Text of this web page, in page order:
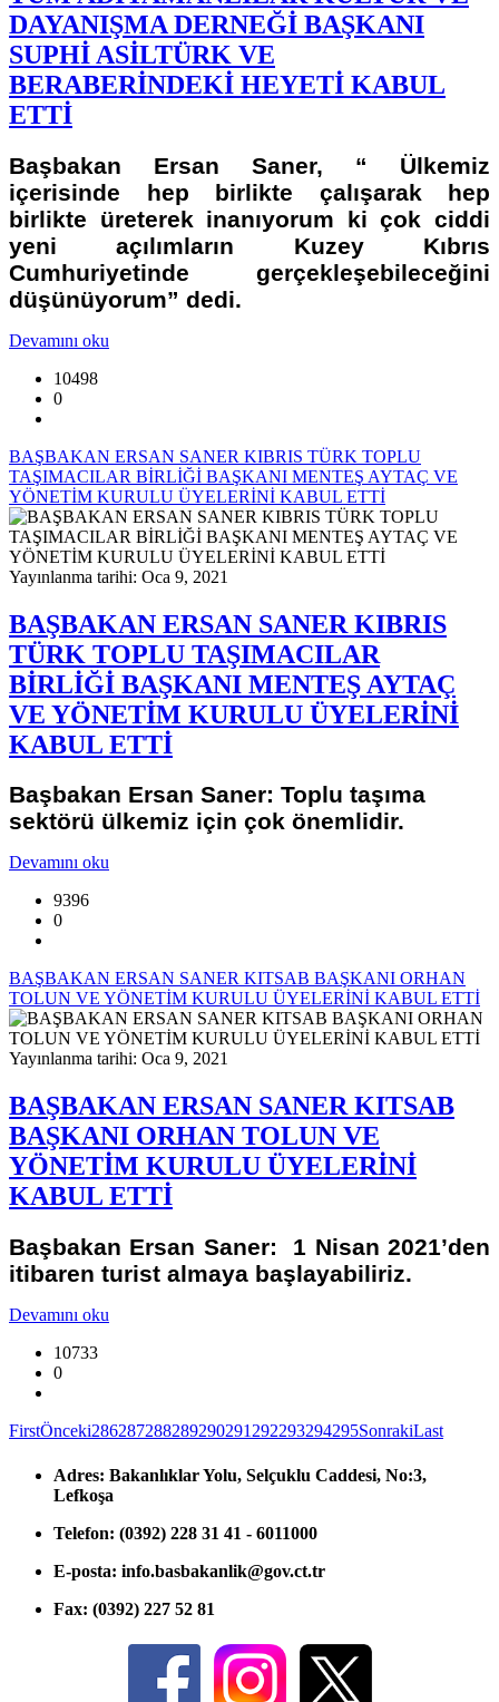
DAYANIŞMA DERNEĞİ BAŞKANI
SUPHİ ASİLTÜRK VE
BERABERİNDEKİ HEYETİ KABUL
ETTİ
Başbakan Ersan Saner, “ Ülkemiz
içerisinde hep birlikte çalışarak hep
birlikte üreterek inanıyorum ki çok ciddi
yeni açılımların Kuzey Kıbrıs
Cumhuriyetinde gerçekleşebileceğini
düşünüyorum” dedi.
Devamını oku
10498
0
BAŞBAKAN ERSAN SANER KIBRIS TÜRK TOPLU
TAŞIMACILAR BİRLİĞİ BAŞKANI MENTEŞ AYTAÇ VE
YÖNETİM KURULU ÜYELERİNİ KABUL ETTİ
Yayınlanma tarihi: Oca 9, 2021
BAŞBAKAN ERSAN SANER KIBRIS
TÜRK TOPLU TAŞIMACILAR
BİRLİĞİ BAŞKANI MENTEŞ AYTAÇ
VE YÖNETİM KURULU ÜYELERİNİ
KABUL ETTİ
Başbakan Ersan Saner: Toplu taşıma
sektörü ülkemiz için çok önemlidir.
Devamını oku
9396
0
BAŞBAKAN ERSAN SANER KITSAB BAŞKANI ORHAN
TOLUN VE YÖNETİM KURULU ÜYELERİNİ KABUL ETTİ
Yayınlanma tarihi: Oca 9, 2021
BAŞBAKAN ERSAN SANER KITSAB
BAŞKANI ORHAN TOLUN VE
YÖNETİM KURULU ÜYELERİNİ
KABUL ETTİ
Başbakan Ersan Saner: 1 Nisan 2021’den
itibaren turist almaya başlayabiliriz.
Devamını oku
10733
0
FirstÖnceki286287288289290291 292293294295SonrakiLast
Adres: Bakanlıklar Yolu, Selçuklu Caddesi, No:3,
Lefkoşa
Telefon: (0392) 228 31 41 - 6011000
E-posta: info.basbakanlik@gov.ct.tr
Fax: (0392) 227 52 81